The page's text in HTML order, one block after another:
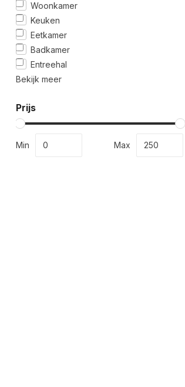
Woonkamer
Keuken
Eetkamer
Badkamer
Entreehal
Bekijk meer
Prijs
Min Max